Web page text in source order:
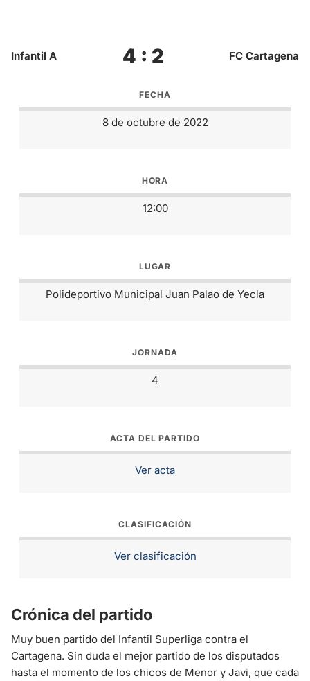
Infantil A 4 : 2 FC Cartagena
FECHA
8 de octubre de 2022
HORA
12:00
LUGAR
Polideportivo Municipal Juan Palao de Yecla
JORNADA
4
ACTA DEL PARTIDO
Ver acta
CLASIFICACIÓN
Ver clasificación
Crónica del partido
Muy buen partido del Infantil Superliga contra el
Cartagena. Sin duda el mejor partido de los disputados
hasta el momento de los chicos de Menor y Javi, que cada